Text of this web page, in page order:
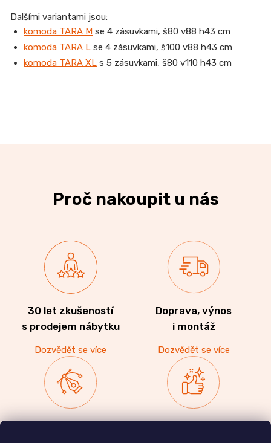
Dalšími variantami jsou:
komoda TARA M se 4 zásuvkami, š80 v88 h43 cm
komoda TARA L se 4 zásuvkami, š100 v88 h43 cm
komoda TARA XL s 5 zásuvkami, š80 v110 h43 cm
Proč nakoupit u nás
30 let zkušeností
s prodejem nábytku
Dozvědět se více
Doprava, výnos
i montáž
Dozvědět se více